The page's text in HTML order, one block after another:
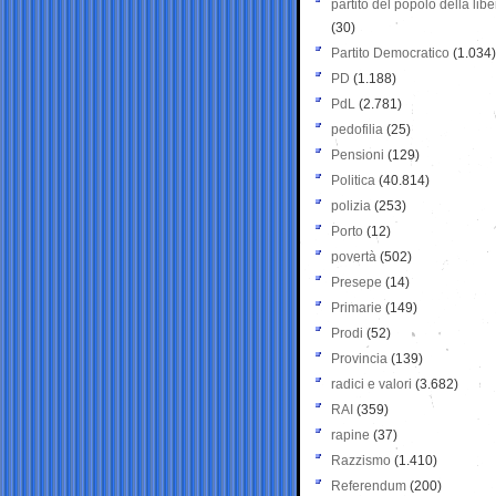
partito del popolo della
(30)
Partito Democratico (1.034)
PD (1.188)
PdL (2.781)
pedofilia (25)
Pensioni (129)
Politica (40.814)
polizia (253)
Porto (12)
povertà (502)
Presepe (14)
Primarie (149)
Prodi (52)
Provincia (139)
radici e valori (3.682)
RAI (359)
rapine (37)
Razzismo (1.410)
Referendum (200)